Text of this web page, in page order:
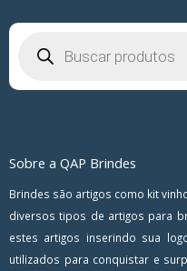
produtos
Sobre a QAP Brindes
Brindes são artigos como kit
diversos tipos de artigos para
estes artigos inserindo sua
utilizados para conquistar e